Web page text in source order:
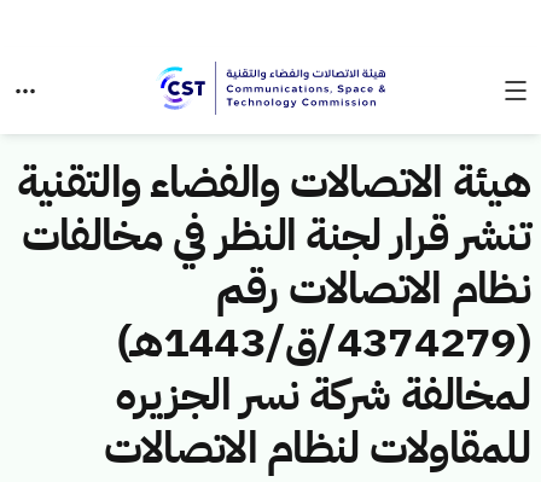
هيئة الاتصالات والفضاء والتقنية
تنشر قرار لجنة النظر في مخالفات
نظام الاتصالات رقم
(4374279/ق/1443هـ)
لمخالفة شركة نسر الجزيره
للمقاولات لنظام الاتصالات